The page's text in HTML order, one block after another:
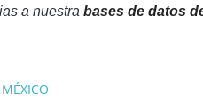
a nuestra bases de datos